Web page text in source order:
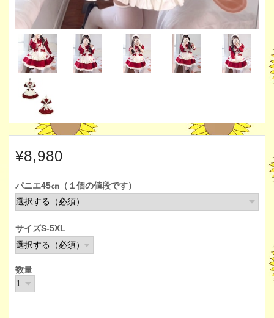
¥8,980
パニエ45㎝（１個の値段です）
サイズS-5XL
数量